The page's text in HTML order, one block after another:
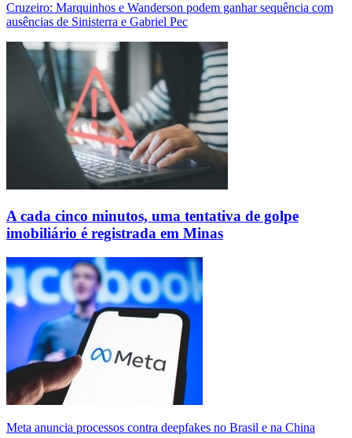
Cruzeiro: Marquinhos e Wanderson podem ganhar sequência com
ausências de Sinisterra e Gabriel Pec
A cada cinco minutos, uma tentativa de golpe
imobiliário é registrada em Minas
Meta anuncia processos contra deepfakes no Brasil e na China